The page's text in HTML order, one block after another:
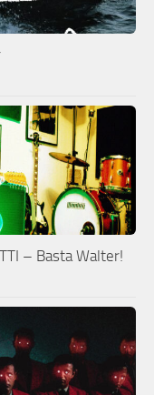
– Basta Walter!